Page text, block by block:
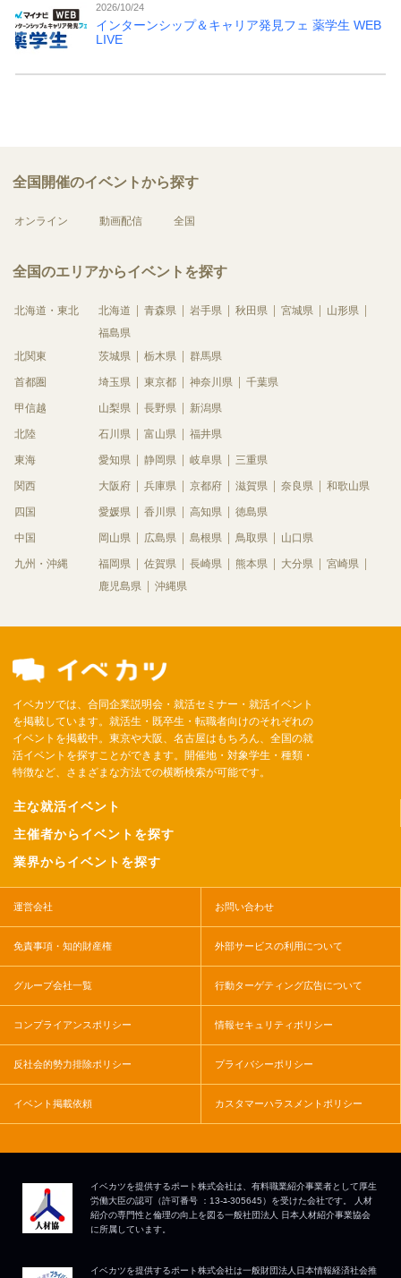
2026/10/24
インターンシップ＆キャリア発見フェ 薬学生 WEB
LIVE
全国開催のイベントから探す
オンライン 動画配信 全国
全国のエリアからイベントを探す
北海道・東北 北海道 青森県 岩手県 秋田県 宮城県
山形県
福島県
北関東
茨城県 栃木県 群馬県
首都圏 埼玉県 東京都 神奈川県 千葉県
甲信越 山梨県 長野県 新潟県
北陸 石川県 富山県 福井県
東海 愛知県 静岡県 岐阜県 三重県
関西 大阪府 兵庫県 京都府 滋賀県 奈良県 和歌山県
四国 愛媛県 香川県 高知県 徳島県
中国 岡山県 広島県 島根県 鳥取県 山口県
九州・沖縄 福岡県 佐賀県 長崎県 熊本県 大分県
宮崎県
鹿児島県
沖縄県
イベカツでは、合同企業説明会・就活セミナー・就活イベント
を掲載しています。就活生・既卒生・転職者向けのそれぞれの
イベントを掲載中。東京や大阪、名古屋はもちろん、全国の就
活イベントを探すことができます。開催地・対象学生・種類・
特徴など、さまざまな方法での横断検索が可能です。
主な就活イベント
主催者からイベントを探す
業界からイベントを探す
運営会社 お問い合わせ
免責事項・知的財産権 外部サービスの利用について
グループ会社一覧 行動ターゲティング広告について
コンプライアンスポリシー 情報セキュリティポリシー
反社会的勢力排除ポリシー プライバシーポリシー
イベント掲載依頼 カスタマーハラスメントポリシー